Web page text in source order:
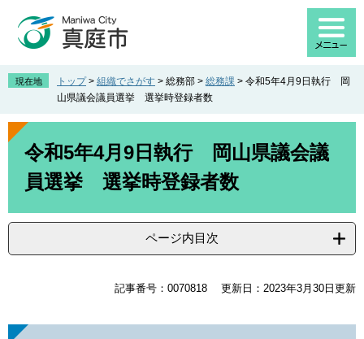
先
。
を
て
現在地 トップ > 組織でさがす > 総務部 > 総務課 > 令和5年4月9日執行 岡
山県議会議員選挙 選挙時登録者数
本
令和5年4月9日執行 岡山県議会議
員選挙 選挙時登録者数
ページ内目次
記事番号：0070818 更新日：2023年3月30日更新